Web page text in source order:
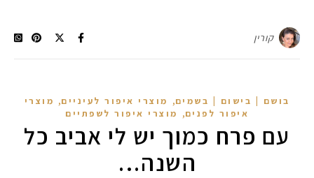
מקדמי הגנה
קורין
בושם | בישום | בשמים, מוצרי איפור לעיניים, מוצרי
איפור לפנים, מוצרי איפור לשפתיים
עם פרח כמוך יש לי אביב כל
השנה…